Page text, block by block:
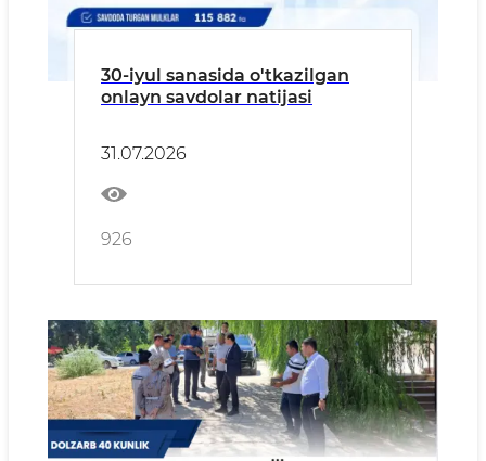
30-iyul sanasida o'tkazilgan
onlayn savdolar natijasi
31.07.2026
926